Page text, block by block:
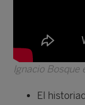
Ignacio Bosque
El